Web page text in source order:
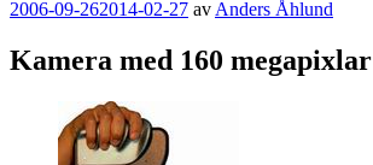
Publicerat
2006-09-262014-02-27 av Anders Åhlund
Kamera med 160 megapixlar